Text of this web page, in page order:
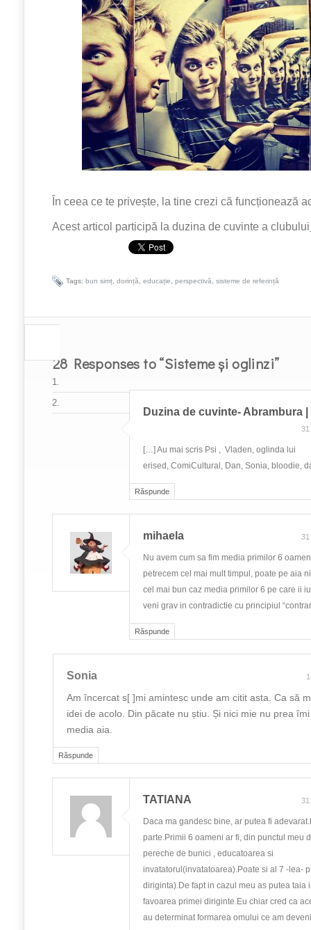
În ceea ce te privește, la tine crezi că funcționează
Acest articol participă la duzina de cuvinte a clubului
Tags: bun simț dorință educație perspectivă sisteme de referință
28 Responses to “Sisteme și oglinzi”
Răspunde
Duzina de cuvinte- Abrambura
31
[…] Au mai scris Psi , Vladen, oglinda lui
erised, ComiCultural, Dan, Sonia, bloodie,
Răspunde
mihaela 31
Nu avem cum sa fim media primilor 6
petrecem cel mai mult timpul, poate pe aia
cel mai bun caz media primilor 6 pe care ii
veni grav in contradictie cu principiul
Răspunde
Sonia
Am încercat s[ ]mi amintesc unde am citit asta. Ca să
idei de acolo. Din păcate nu știu. Și nici mie nu prea
media aia.
TATIANA 31
Daca ma gandesc bine, ar putea fi
parte.Primii 6 oameni ar fi, din punctul meu
pereche de bunici , educatoarea si
invatatorul(invatatoarea).Poate si al 7 -lea-
diriginta).De fapt in cazul meu as putea taia
favoarea primei diriginte.Eu chiar cred ca
au determinat formarea omului ce am